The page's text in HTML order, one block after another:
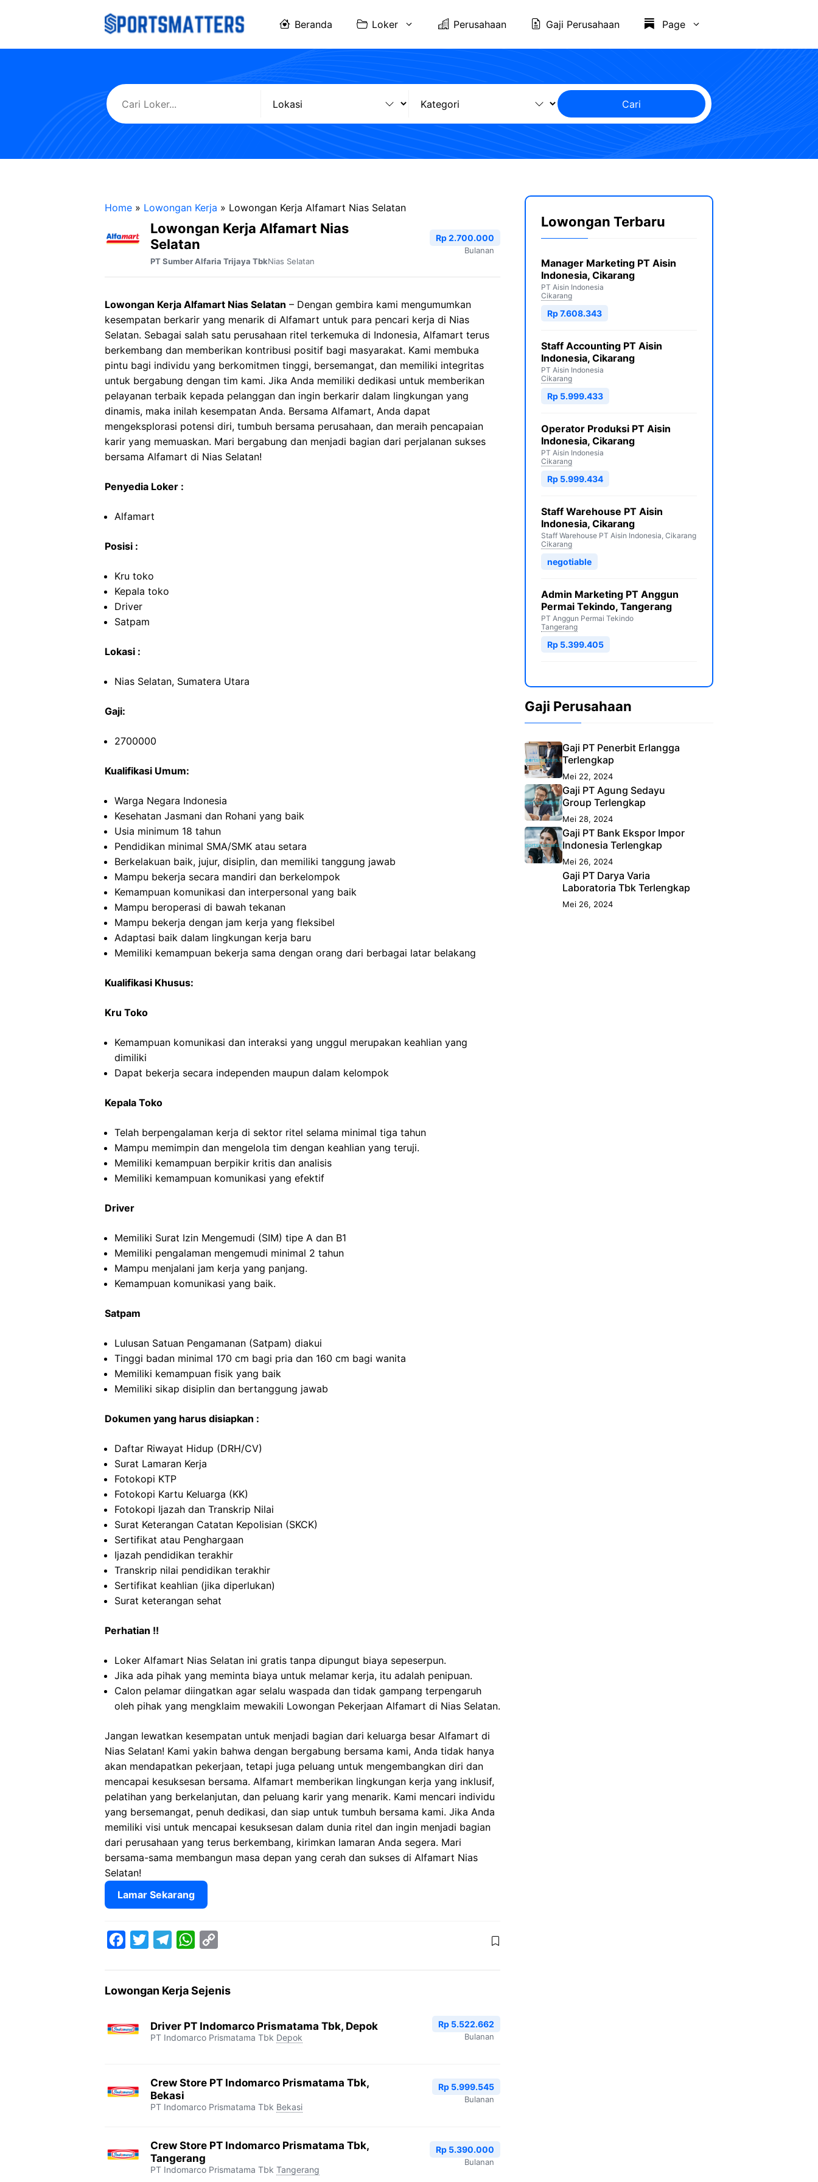
Beranda Loker Perusahaan Gaji Perusahaan Page
Cari
Home » Lowongan Kerja » Lowongan Kerja Alfamart Nias Selatan
Lowongan Kerja Alfamart Nias
Selatan
PT Sumber Alfaria Trijaya TbkNias Selatan
Rp 2.700.000
Bulanan
Lowongan Kerja Alfamart Nias Selatan – Dengan gembira kami mengumumkan
kesempatan berkarir yang menarik di Alfamart untuk para pencari kerja di Nias
Selatan. Sebagai salah satu perusahaan ritel terkemuka di Indonesia, Alfamart terus
berkembang dan memberikan kontribusi positif bagi masyarakat. Kami membuka
pintu bagi individu yang berkomitmen tinggi, bersemangat, dan memiliki integritas
untuk bergabung dengan tim kami. Jika Anda memiliki dedikasi untuk memberikan
pelayanan terbaik kepada pelanggan dan ingin berkarir dalam lingkungan yang
dinamis, maka inilah kesempatan Anda. Bersama Alfamart, Anda dapat
mengeksplorasi potensi diri, tumbuh bersama perusahaan, dan meraih pencapaian
karir yang memuaskan. Mari bergabung dan menjadi bagian dari perjalanan sukses
bersama Alfamart di Nias Selatan!
Penyedia Loker :
Alfamart
Posisi :
Kru toko
Kepala toko
Driver
Satpam
Lokasi :
Nias Selatan, Sumatera Utara
Gaji:
2700000
Kualifikasi Umum:
Warga Negara Indonesia
Kesehatan Jasmani dan Rohani yang baik
Usia minimum 18 tahun
Pendidikan minimal SMA/SMK atau setara
Berkelakuan baik, jujur, disiplin, dan memiliki tanggung jawab
Mampu bekerja secara mandiri dan berkelompok
Kemampuan komunikasi dan interpersonal yang baik
Mampu beroperasi di bawah tekanan
Mampu bekerja dengan jam kerja yang fleksibel
Adaptasi baik dalam lingkungan kerja baru
Memiliki kemampuan bekerja sama dengan orang dari berbagai latar belakang
Kualifikasi Khusus:
Kru Toko
Kemampuan komunikasi dan interaksi yang unggul merupakan keahlian yang
dimiliki
Dapat bekerja secara independen maupun dalam kelompok
Kepala Toko
Telah berpengalaman kerja di sektor ritel selama minimal tiga tahun
Mampu memimpin dan mengelola tim dengan keahlian yang teruji.
Memiliki kemampuan berpikir kritis dan analisis
Memiliki kemampuan komunikasi yang efektif
Driver
Memiliki Surat Izin Mengemudi (SIM) tipe A dan B1
Memiliki pengalaman mengemudi minimal 2 tahun
Mampu menjalani jam kerja yang panjang.
Kemampuan komunikasi yang baik.
Satpam
Lulusan Satuan Pengamanan (Satpam) diakui
Tinggi badan minimal 170 cm bagi pria dan 160 cm bagi wanita
Memiliki kemampuan fisik yang baik
Memiliki sikap disiplin dan bertanggung jawab
Dokumen yang harus disiapkan :
Daftar Riwayat Hidup (DRH/CV)
Surat Lamaran Kerja
Fotokopi KTP
Fotokopi Kartu Keluarga (KK)
Fotokopi Ijazah dan Transkrip Nilai
Surat Keterangan Catatan Kepolisian (SKCK)
Sertifikat atau Penghargaan
Ijazah pendidikan terakhir
Transkrip nilai pendidikan terakhir
Sertifikat keahlian (jika diperlukan)
Surat keterangan sehat
Perhatian !!
Loker Alfamart Nias Selatan ini gratis tanpa dipungut biaya sepeserpun.
Jika ada pihak yang meminta biaya untuk melamar kerja, itu adalah penipuan.
Calon pelamar diingatkan agar selalu waspada dan tidak gampang terpengaruh
oleh pihak yang mengklaim mewakili Lowongan Pekerjaan Alfamart di Nias Selatan.
Jangan lewatkan kesempatan untuk menjadi bagian dari keluarga besar Alfamart di
Nias Selatan! Kami yakin bahwa dengan bergabung bersama kami, Anda tidak hanya
akan mendapatkan pekerjaan, tetapi juga peluang untuk mengembangkan diri dan
mencapai kesuksesan bersama. Alfamart memberikan lingkungan kerja yang inklusif,
pelatihan yang berkelanjutan, dan peluang karir yang menarik. Kami mencari individu
yang bersemangat, penuh dedikasi, dan siap untuk tumbuh bersama kami. Jika Anda
memiliki visi untuk mencapai kesuksesan dalam dunia ritel dan ingin menjadi bagian
dari perusahaan yang terus berkembang, kirimkan lamaran Anda segera. Mari
bersama-sama membangun masa depan yang cerah dan sukses di Alfamart Nias
Selatan!
Lamar Sekarang
e
o
t
e
e
r
W
t
A
y
i
Lowongan Kerja Sejenis
Driver PT Indomarco Prismatama Tbk, Depok
PT Indomarco Prismatama Tbk Depok
Rp 5.522.662
Bulanan
Crew Store PT Indomarco Prismatama Tbk,
Bekasi
PT Indomarco Prismatama Tbk Bekasi
Rp 5.999.545
Bulanan
Crew Store PT Indomarco Prismatama Tbk,
Tangerang
PT Indomarco Prismatama Tbk Tangerang
Rp 5.390.000
Bulanan
Lowongan Terbaru
Manager Marketing PT Aisin
Indonesia, Cikarang
PT Aisin Indonesia
Cikarang
Rp 7.608.343
Staff Accounting PT Aisin
Indonesia, Cikarang
PT Aisin Indonesia
Cikarang
Rp 5.999.433
Operator Produksi PT Aisin
Indonesia, Cikarang
PT Aisin Indonesia
Cikarang
Rp 5.999.434
Staff Warehouse PT Aisin
Indonesia, Cikarang
Staff Warehouse PT Aisin Indonesia, Cikarang
Cikarang
negotiable
Admin Marketing PT Anggun
Permai Tekindo, Tangerang
PT Anggun Permai Tekindo
Tangerang
Rp 5.399.405
Gaji Perusahaan
Gaji PT Penerbit Erlangga
Terlengkap
Mei 22, 2024
Gaji PT Agung Sedayu
Group Terlengkap
Mei 28, 2024
Gaji PT Bank Ekspor Impor
Indonesia Terlengkap
Mei 26, 2024
Gaji PT Darya Varia
Laboratoria Tbk Terlengkap
Mei 26, 2024